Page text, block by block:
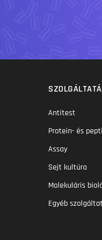
Antitest
Protein- és
Assay
Sejt kultúra
Molekuláris
Egyéb